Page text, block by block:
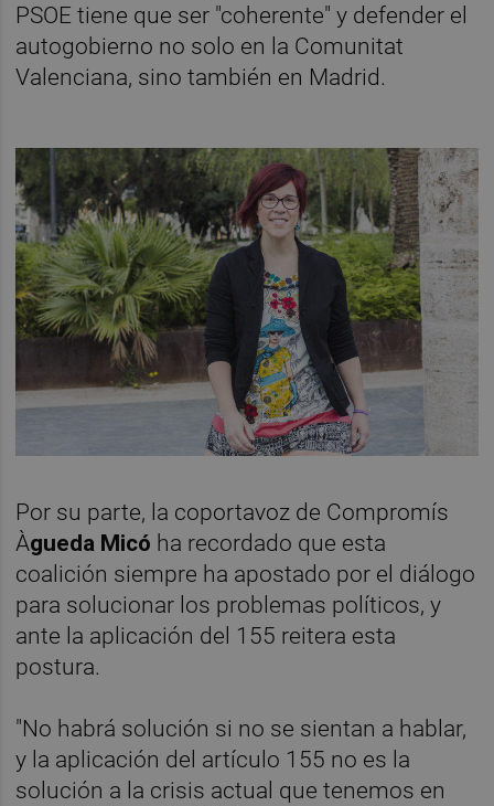
PSOE tiene que ser "coherente" y defender el
autogobierno no solo en la Comunitat
Valenciana, sino también en Madrid.
Por su parte, la coportavoz de Compromís
Àgueda Micó ha recordado que esta
coalición siempre ha apostado por el diálogo
para solucionar los problemas políticos, y
ante la aplicación del 155 reitera esta
postura.
"No habrá solución si no se sientan a hablar,
y la aplicación del artículo 155 no es la
solución a la crisis actual que tenemos en